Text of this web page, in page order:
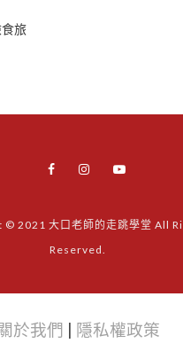
旅
© 2021 大口老師的走跳學堂 All
Reserved.
關於我們 隱私權政策